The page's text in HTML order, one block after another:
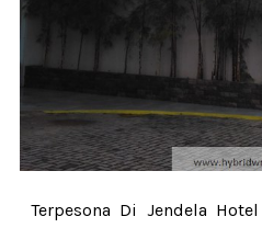
Terpesona Di Jendela